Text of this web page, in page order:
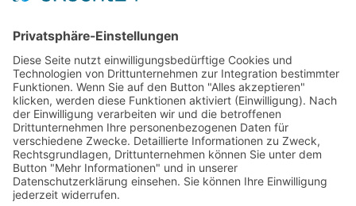
AWO Jobportal
AWO Ehrenamt Portal
AWO Schulgesundheitsfachkräfte
AWO Bundesverband
AWO International
AWO Pflegeberatung
AWO Junge Plattform
AWO Kulturhaus Babelsberg
Arbeit mit Behinderung